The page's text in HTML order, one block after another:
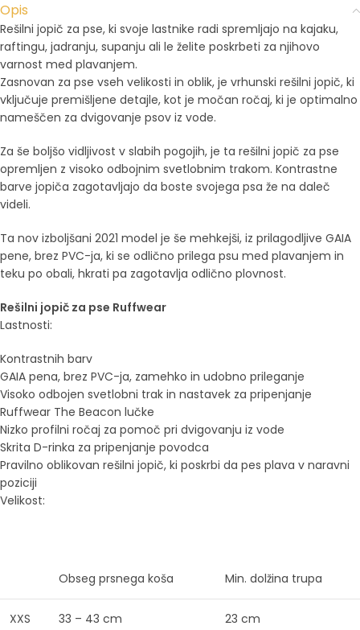
Opis
Rešilni jopič za pse, ki svoje lastnike radi spremljajo na kajaku,
raftingu, jadranju, supanju ali le želite poskrbeti za njihovo
varnost med plavanjem.
Zasnovan za pse vseh velikosti in oblik, je vrhunski rešilni jopič, ki
vključuje premišljene detajle, kot je močan ročaj, ki je optimalno
nameščen za dvigovanje psov iz vode.
Za še boljšo vidljivost v slabih pogojih, je ta rešilni jopič za pse
opremljen z visoko odbojnim svetlobnim trakom. Kontrastne
barve jopiča zagotavljajo da boste svojega psa že na daleč
videli.
Ta nov izboljšani 2021 model je še mehkejši, iz prilagodljive GAIA
pene, brez PVC-ja, ki se odlično prilega psu med plavanjem in
teku po obali, hkrati pa zagotavlja odlično plovnost.
Rešilni jopič za pse Ruffwear
Lastnosti:
Kontrastnih barv
GAIA pena, brez PVC-ja, zamehko in udobno prileganje
Visoko odbojen svetlobni trak in nastavek za pripenjanje
Ruffwear The Beacon lučke
Nizko profilni ročaj za pomoč pri dvigovanju iz vode
Skrita D-rinka za pripenjanje povodca
Pravilno oblikovan rešilni jopič, ki poskrbi da pes plava v naravni
poziciji
Velikost:
Obseg prsnega koša Min. dolžina trupa
XXS 33 – 43 cm 23 cm